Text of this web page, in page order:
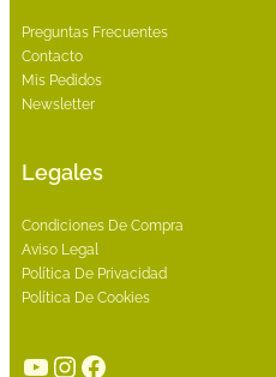
Preguntas Frecuentes
Contacto
Mis Pedidos
Newsletter
Legales
Condiciones De Compra
Aviso Legal
Política De Privacidad
Política De Cookies
YouTube
Instagram
Facebook